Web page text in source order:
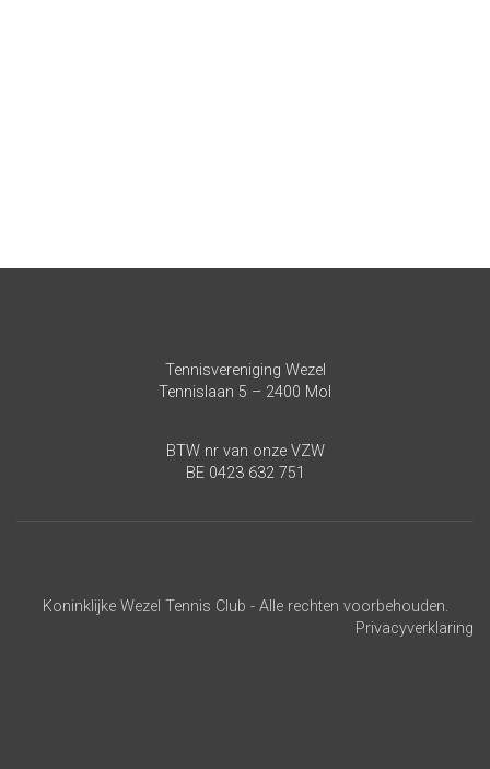
Tennisvereniging Wezel
Tennislaan 5 – 2400 Mol
BTW nr van onze VZW
BE 0423 632 751
Koninklijke Wezel Tennis Club - Alle rechten voorbehouden.
Privacyverklaring